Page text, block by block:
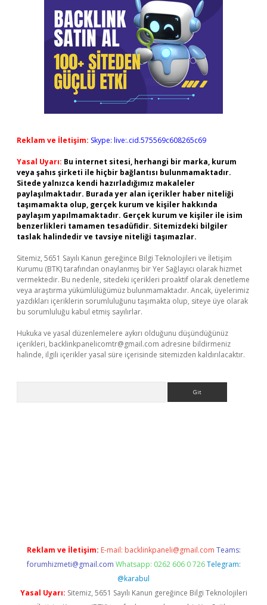
Reklam ve İletişim: Skype: live:.cid.575569c608265c69
Yasal Uyarı: Bu internet sitesi, herhangi bir marka, kurum
veya şahıs şirketi ile hiçbir bağlantısı bulunmamaktadır.
Sitede yalnızca kendi hazırladığımız makaleler
paylaşılmaktadır. Burada yer alan içerikler haber niteliği
taşımamakta olup, gerçek kurum ve kişiler hakkında
paylaşım yapılmamaktadır. Gerçek kurum ve kişiler ile isim
benzerlikleri tamamen tesadüfidir. Sitemizdeki bilgiler
taslak halindedir ve tavsiye niteliği taşımazlar.
Sitemiz, 5651 Sayılı Kanun gereğince Bilgi Teknolojileri ve İletişim
Kurumu (BTK) tarafından onaylanmış bir Yer Sağlayıcı olarak hizmet
vermektedir. Bu nedenle, sitedeki içerikleri proaktif olarak denetleme
veya araştırma yükümlülüğümüz bulunmamaktadır. Ancak, üyelerimiz
yazdıkları içeriklerin sorumluluğunu taşımakta olup, siteye üye olarak
bu sorumluluğu kabul etmiş sayılırlar.
Hukuka ve yasal düzenlemelere aykırı olduğunu düşündüğünüz
içerikleri, backlinkpanelicomtr@gmail.com adresine bildirmeniz
halinde, ilgili içerikler yasal süre içerisinde sitemizden kaldırılacaktır.
Reklam ve İletişim: E-mail: backlinkpaneli@gmail.com Teams:
forumhizmeti@gmail.com Whatsapp: 0262 606 0 726 Telegram:
@karabul
Yasal Uyarı: Sitemiz, 5651 Sayılı Kanun gereğince Bilgi Teknolojileri